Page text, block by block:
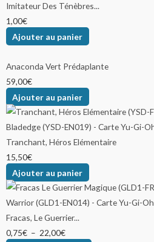
Imitateur Des Ténèbres...
1,00€
Ajouter au panier
Anaconda Vert Prédaplante
59,00€
Ajouter au panier
Tranchant, Héros Elémentaire
15,50€
Ajouter au panier
Fracas, Le Guerrier...
0,75€ – 22,00€